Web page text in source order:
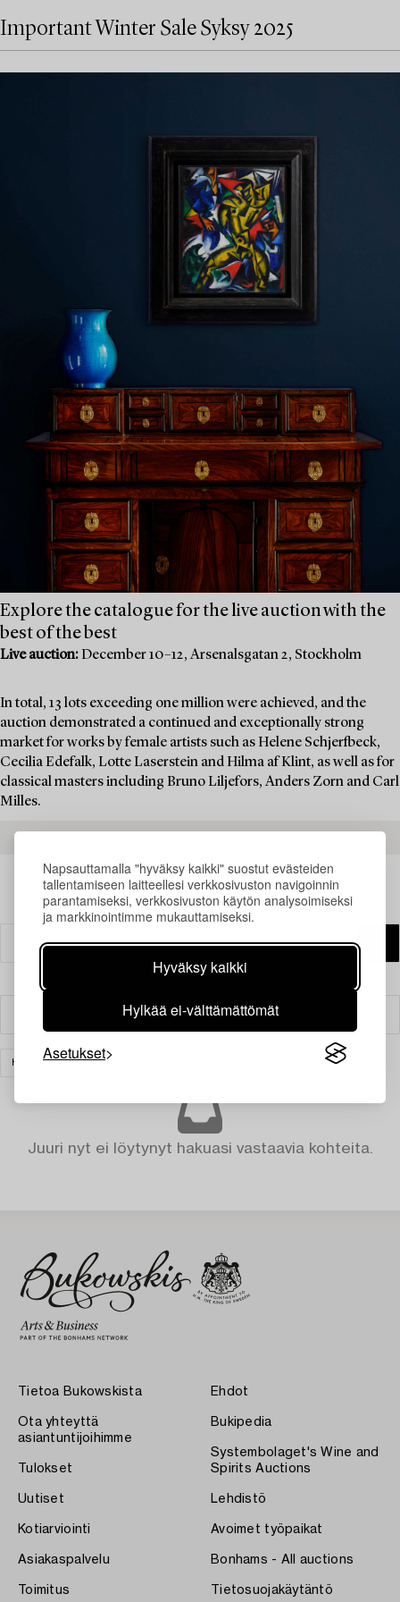
Napsauttamalla "hyväksy kaikki" suostut evästeiden
tallentamiseen laitteellesi verkkosivuston navigoinnin
parantamiseksi, verkkosivuston käytön analysoimiseksi
ja markkinointimme mukauttamiseksi.
Hyväksy kaikki
Hylkää ei-välttämättömät
Asetukset
Important Winter Sale Syksy 2025
Explore the catalogue for the live auction with the
best of the best
Live auction: December 10–12, Arsenalsgatan 2, Stockholm
In total, 13 lots exceeding one million were achieved, and the
auction demonstrated a continued and exceptionally strong
market for works by female artists such as Helene Schjerfbeck,
Cecilia Edefalk, Lotte Laserstein and Hilma af Klint, as well as for
classical masters including Bruno Liljefors, Anders Zorn and Carl
Milles.
Suodatin
HOPEA JA ARVOESINEET
Juuri nyt ei löytynyt hakuasi vastaavia kohteita.
Tietoa Bukowskista
Ota yhteyttä
asiantuntijoihimme
Tulokset
Uutiset
Kotiarviointi
Asiakaspalvelu
Toimitus
Ehdot
Bukipedia
Systembolaget's Wine and
Spirits Auctions
Lehdistö
Avoimet työpaikat
Bonhams - All auctions
Tietosuojakäytäntö